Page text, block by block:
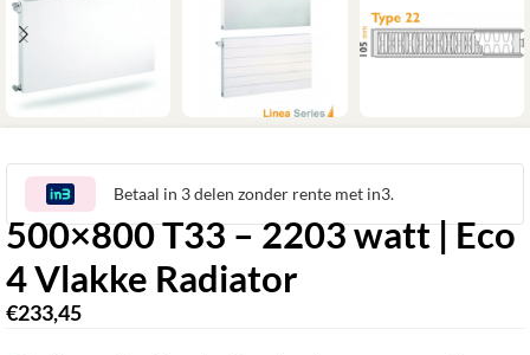
Betaal in 3 delen zonder rente met in3.
500×800 T33 – 2203 watt | Eco
4 Vlakke Radiator
€233,45